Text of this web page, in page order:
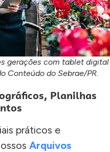
gerações com tablet digital
Conteúdo do Sebrae/PR.
Planilhas
práticos e
Arquivos